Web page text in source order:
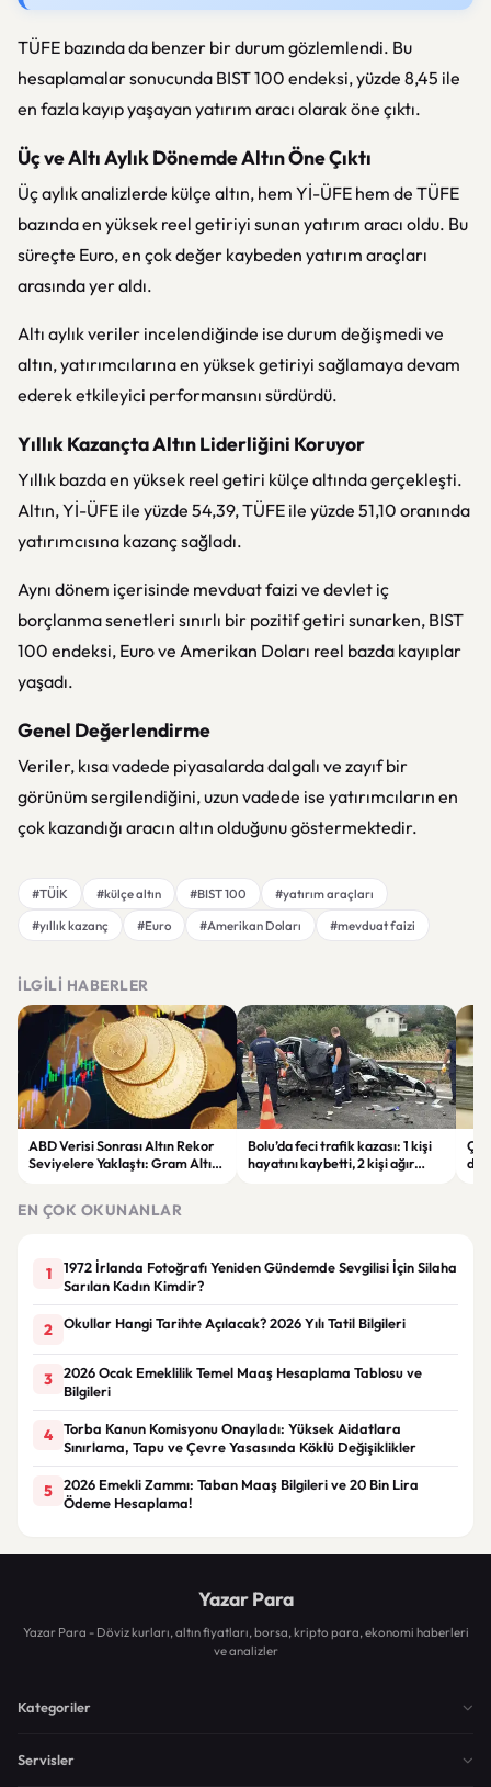
TÜFE bazında da benzer bir durum gözlemlendi. Bu
hesaplamalar sonucunda BIST 100 endeksi, yüzde 8,45 ile
en fazla kayıp yaşayan yatırım aracı olarak öne çıktı.
Üç ve Altı Aylık Dönemde Altın Öne Çıktı
Üç aylık analizlerde külçe altın, hem Yİ-ÜFE hem de TÜFE
bazında en yüksek reel getiriyi sunan yatırım aracı oldu. Bu
süreçte Euro, en çok değer kaybeden yatırım araçları
arasında yer aldı.
Altı aylık veriler incelendiğinde ise durum değişmedi ve
altın, yatırımcılarına en yüksek getiriyi sağlamaya devam
ederek etkileyici performansını sürdürdü.
Yıllık Kazançta Altın Liderliğini Koruyor
Yıllık bazda en yüksek reel getiri külçe altında gerçekleşti.
Altın, Yİ-ÜFE ile yüzde 54,39, TÜFE ile yüzde 51,10 oranında
yatırımcısına kazanç sağladı.
Aynı dönem içerisinde mevduat faizi ve devlet iç
borçlanma senetleri sınırlı bir pozitif getiri sunarken, BIST
100 endeksi, Euro ve Amerikan Doları reel bazda kayıplar
yaşadı.
Genel Değerlendirme
Veriler, kısa vadede piyasalarda dalgalı ve zayıf bir
görünüm sergilendiğini, uzun vadede ise yatırımcıların en
çok kazandığı aracın altın olduğunu göstermektedir.
#TÜİK #külçe altın #BIST 100
#yatırım araçları
#yıllık kazanç
#Euro #Amerikan Doları #mevduat faizi
İLGILI HABERLER
ABD Verisi Sonrası Altın Rekor
Seviyelere Yaklaştı: Gram Altın
Bolu’da feci trafik kazası: 1 kişi
hayatını kaybetti, 2 kişi ağır
EN ÇOK OKUNANLAR
1
1972 İrlanda Fotoğrafı Yeniden Gündemde Sevgilisi İçin Silaha
Sarılan Kadın Kimdir?
2 Okullar Hangi Tarihte Açılacak? 2026 Yılı Tatil Bilgileri
3
2026 Ocak Emeklilik Temel Maaş Hesaplama Tablosu ve
Bilgileri
4
Torba Kanun Komisyonu Onayladı: Yüksek Aidatlara
Sınırlama, Tapu ve Çevre Yasasında Köklü Değişiklikler
5
2026 Emekli Zammı: Taban Maaş Bilgileri ve 20 Bin Lira
Ödeme Hesaplama!
Yazar Para
Yazar Para - Döviz kurları, altın fiyatları, borsa, kripto para, ekonomi haberleri
ve analizler
Kategoriler
Servisler